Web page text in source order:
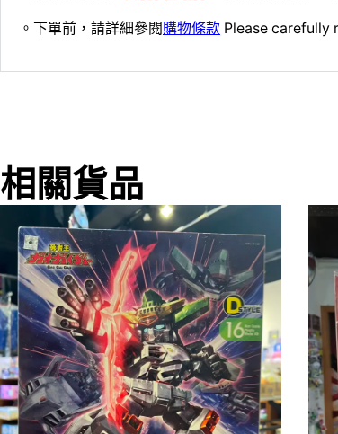
。下單前，請詳細參閱購物條款 Please carefully
相關貨品